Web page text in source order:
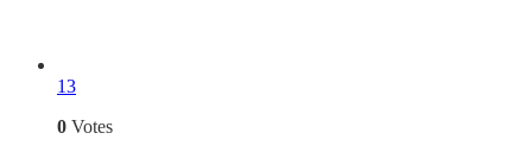
13
0 Votes